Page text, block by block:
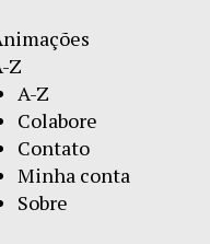
Z
A-Z
Colabore
Contato
Minha conta
Sobre